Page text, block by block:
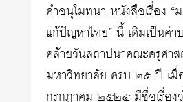
คำอนุโมทนา หนังสือเรื่อง “
แก้ปัญหาไทย” นี้ เดิมเป็นคำ
คล้ายวันสถาปนาคณะครุศา
มหาวิทยาลัย ครบ ๒๕ ปี เ
กรกฎาคม ๒๕๒๕ มีชื่อเรื่อง